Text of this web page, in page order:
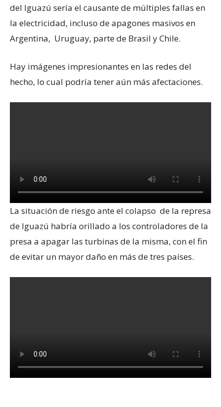
del Iguazú sería el causante de múltiples fallas en
la electricidad, incluso de apagones masivos en
Argentina, Uruguay, parte de Brasil y Chile.
Hay imágenes impresionantes en las redes del
hecho, lo cual podría tener aún más afectaciones.
La situación de riesgo ante el colapso de la represa
de Iguazú habría orillado a los controladores de la
presa a apagar las turbinas de la misma, con el fin
de evitar un mayor daño en más de tres países.